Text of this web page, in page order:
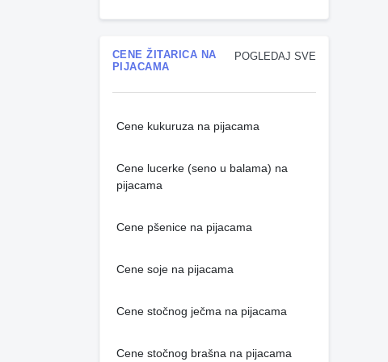
POGLEDAJ SVE
CENE ŽITARICA NA
PIJACAMA
Cene kukuruza na pijacama
Cene lucerke (seno u balama) na
pijacama
Cene pšenice na pijacama
Cene soje na pijacama
Cene stočnog ječma na pijacama
Cene stočnog brašna na pijacama